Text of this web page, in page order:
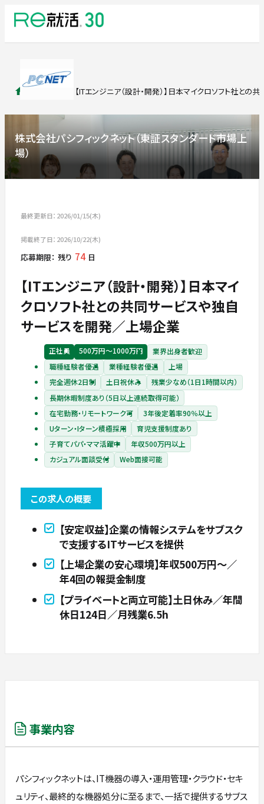
【ITエンジニア（設計・開発）】日本マイクロソフト社と
株式会社パシフィックネット（東証スタンダード市場上
場）
最終更新日：2026/01/15(木)
掲載終了日：2026/10/22(木)
応募期限： 残り 74 日
【ITエンジニア（設計・開発）】日本マイ
クロソフト社との共同サービスや独自
サービスを開発／上場企業
正社員 500万円〜1000万円
業界出身者歓迎
職種経験者優遇
業種経験者優遇
上場
完全週休2日制
土日祝休み
残業少なめ（1日1時間以内）
長期休暇制度あり（5日以上連続取得可能）
在宅勤務・リモートワーク可
3年後定着率90％以上
Uターン・Iターン積極採用
育児支援制度あり
子育てパパ・ママ活躍中
年収500万円以上
カジュアル面談受付
Web面接可能
この求人の概要
【安定収益】企業の情報システムをサブスク
で支援するITサービスを提供
【上場企業の安心環境】年収500万円～／
年4回の報奨金制度
【プライベートと両立可能】土日休み／年間
休日124日／月残業6.5h
事業内容
パシフィックネットは、IT機器の導入・運用管理・クラウド・セキ
ュリティ、最終的な機器処分に至るまで、一括で提供するサブス